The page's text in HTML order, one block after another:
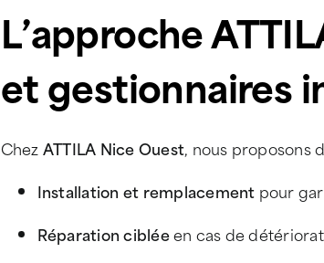
L’approche
et gestionnaires
Chez ATTILA Nice Ouest, nous proposons
Installation et remplacement pour
Réparation cibléeen cas de